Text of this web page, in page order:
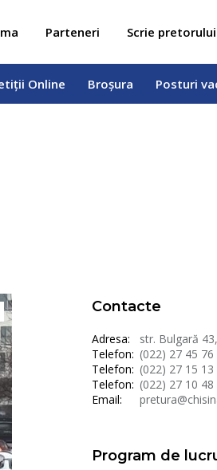
Parteneri Scrie pretorului
Online Broșura Posturi
Contacte
Adresa:
str. Bulgară
Telefon: (022) 27 45
Telefon: (022) 27 15 13
Telefon: (022) 27 10 48
Email:
Program de
Online Broșura Posturi